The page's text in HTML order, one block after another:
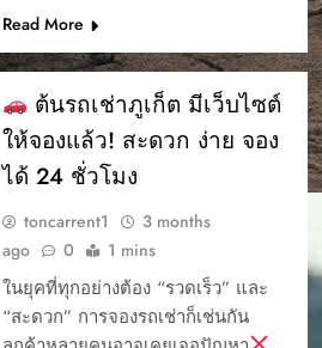
Read More
ต้นรถเช่าภูเก็ต มีเว็บไซต์
ให้จองแล้ว! สะดวก ง่าย จอง
ได้ 24 ชั่วโมง
toncarrent1
3 months
ago
0 1 mins
ในยุคที่ทุกอย่างต้อง “รวดเร็ว” และ
“สะดวก” การจองรถเช่าก็เช่นกัน